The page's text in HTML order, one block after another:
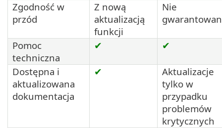
Zgodność w
przód
Z nową
aktualizacją
funkcji
Nie
Pomoc
techniczna
✔ ✔
Dostępna i
aktualizowana
dokumentacja
✔
Aktualizacje
tylko w
przypadku
problemów
krytycznych